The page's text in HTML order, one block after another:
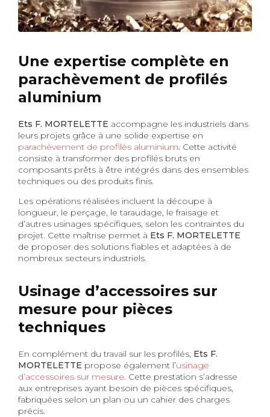
Une expertise complète en
parachèvement de profilés
aluminium
Ets F. MORTELETTE accompagne les industriels dans
leurs projets grâce à une solide expertise en
parachèvement de profilés aluminium. Cette activité
consiste à transformer des profilés bruts en
composants prêts à être intégrés dans des ensembles
techniques ou des produits finis.
Les opérations réalisées incluent la découpe à
longueur, le perçage, le taraudage, le fraisage et
d’autres usinages spécifiques, selon les contraintes du
projet. Cette maîtrise permet à Ets F. MORTELETTE
de proposer des solutions fiables et adaptées à de
nombreux secteurs industriels.
Usinage d’accessoires sur
mesure pour pièces
techniques
En complément du travail sur les profilés, Ets F.
MORTELETTE propose également l’usinage
d’accessoires sur mesure. Cette prestation s’adresse
aux entreprises ayant besoin de pièces spécifiques,
fabriquées selon un plan ou un cahier des charges
précis.